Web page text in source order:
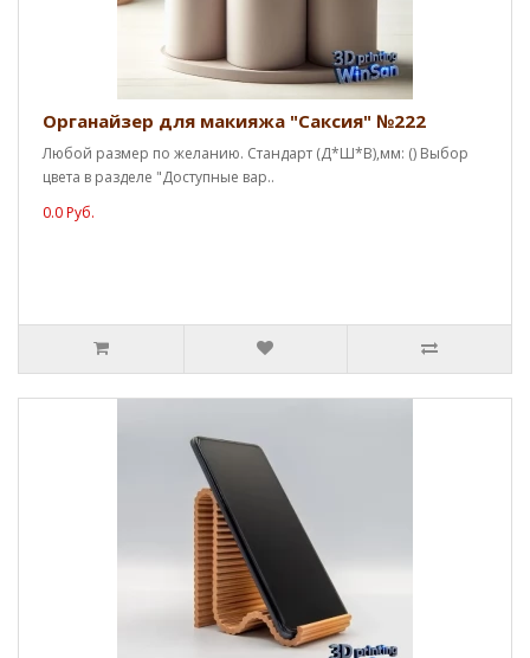
Органайзер для макияжа "Саксия" №222
Любой размер по желанию. Стандарт (Д*Ш*В),мм: () Выбор
цвета в разделе "Доступные вар..
0.0 Руб.